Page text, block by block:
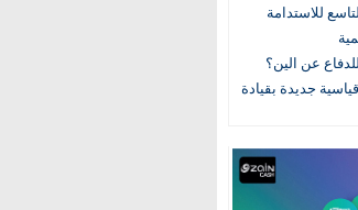
للاستدامة
عن الين؟
جديدة بقيادة